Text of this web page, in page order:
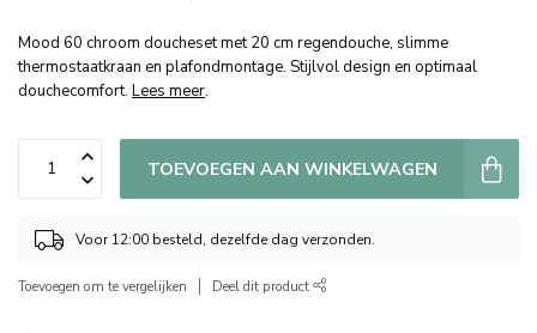
Mood 60 chroom doucheset met 20 cm regendouche, slimme
thermostaatkraan en plafondmontage. Stijlvol design en optimaal
douchecomfort. Lees meer.
TOEVOEGEN AAN WINKELWAGEN
Voor 12:00 besteld, dezelfde dag verzonden.
Toevoegen om te vergelijken Deel dit product